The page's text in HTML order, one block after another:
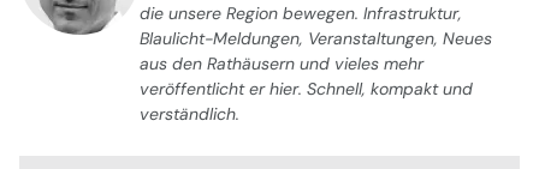
die unsere Region bewegen. Infrastruktur,
Blaulicht-Meldungen, Veranstaltungen, Neues
aus den Rathäusern und vieles mehr
veröffentlicht er hier. Schnell, kompakt und
verständlich.